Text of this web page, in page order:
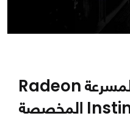
رحب بعائلة البطاقات المسرعة Radeon
Instinct MI25/MI8/MI6 المخصصة